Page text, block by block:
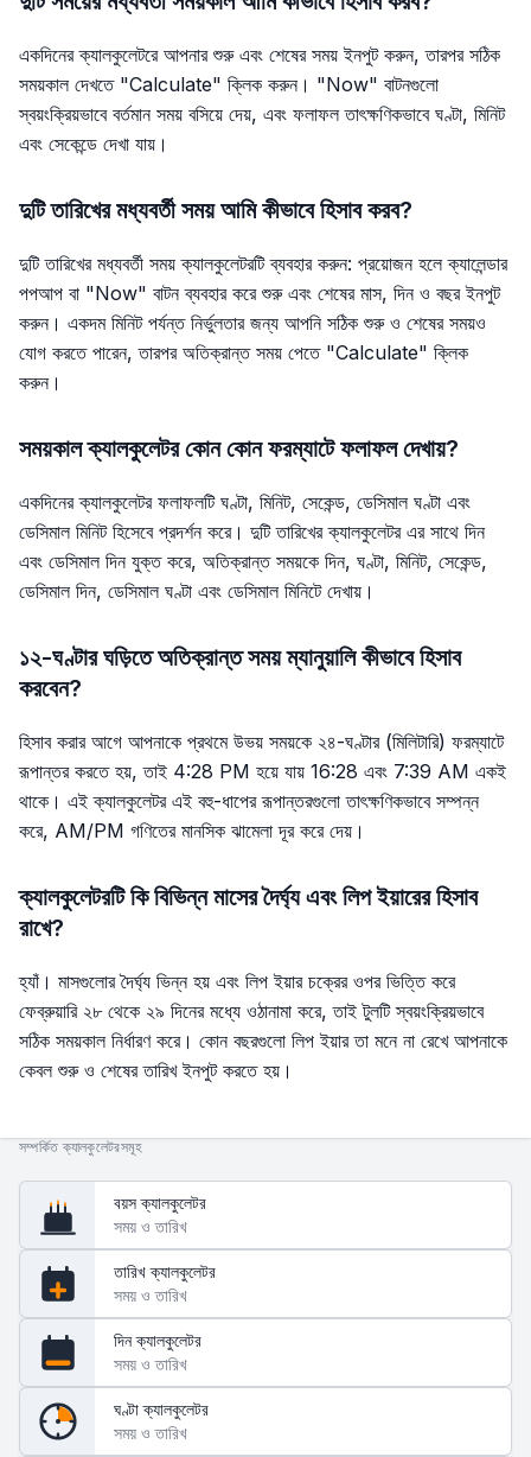
একদিনের ক্যালকুলেটরে আপনার শুরু এবং শেষের সময় ইনপুট করুন, তারপর সঠিক
সময়কাল দেখতে "Calculate" ক্লিক করুন। "Now" বাটনগুলো
স্বয়ংক্রিয়ভাবে বর্তমান সময় বসিয়ে দেয়, এবং ফলাফল তাৎক্ষণিকভাবে ঘণ্টা, মিনিট
এবং সেকেন্ডে দেখা যায়।
দুটি তারিখের মধ্যবর্তী সময় আমি কীভাবে হিসাব করব?
দুটি তারিখের মধ্যবর্তী সময় ক্যালকুলেটরটি ব্যবহার করুন: প্রয়োজন হলে ক্যালেন্ডার
পপআপ বা "Now" বাটন ব্যবহার করে শুরু এবং শেষের মাস, দিন ও বছর ইনপুট
করুন। একদম মিনিট পর্যন্ত নির্ভুলতার জন্য আপনি সঠিক শুরু ও শেষের সময়ও
যোগ করতে পারেন, তারপর অতিক্রান্ত সময় পেতে "Calculate" ক্লিক
করুন।
সময়কাল ক্যালকুলেটর কোন কোন ফরম্যাটে ফলাফল দেখায়?
একদিনের ক্যালকুলেটর ফলাফলটি ঘণ্টা, মিনিট, সেকেন্ড, ডেসিমাল ঘণ্টা এবং
ডেসিমাল মিনিট হিসেবে প্রদর্শন করে। দুটি তারিখের ক্যালকুলেটর এর সাথে দিন
এবং ডেসিমাল দিন যুক্ত করে, অতিক্রান্ত সময়কে দিন, ঘণ্টা, মিনিট, সেকেন্ড,
ডেসিমাল দিন, ডেসিমাল ঘণ্টা এবং ডেসিমাল মিনিটে দেখায়।
১২-ঘণ্টার ঘড়িতে অতিক্রান্ত সময় ম্যানুয়ালি কীভাবে হিসাব
করবেন?
হিসাব করার আগে আপনাকে প্রথমে উভয় সময়কে ২৪-ঘণ্টার (মিলিটারি) ফরম্যাটে
রূপান্তর করতে হয়, তাই 4:28 PM হয়ে যায় 16:28 এবং 7:39 AM একই
থাকে। এই ক্যালকুলেটর এই বহু-ধাপের রূপান্তরগুলো তাৎক্ষণিকভাবে সম্পন্ন
করে, AM/PM গণিতের মানসিক ঝামেলা দূর করে দেয়।
ক্যালকুলেটরটি কি বিভিন্ন মাসের দৈর্ঘ্য এবং লিপ ইয়ারের হিসাব
রাখে?
হ্যাঁ। মাসগুলোর দৈর্ঘ্য ভিন্ন হয় এবং লিপ ইয়ার চক্রের ওপর ভিত্তি করে
ফেব্রুয়ারি ২৮ থেকে ২৯ দিনের মধ্যে ওঠানামা করে, তাই টুলটি স্বয়ংক্রিয়ভাবে
সঠিক সময়কাল নির্ধারণ করে। কোন বছরগুলো লিপ ইয়ার তা মনে না রেখে আপনাকে
কেবল শুরু ও শেষের তারিখ ইনপুট করতে হয়।
সম্পর্কিত ক্যালকুলেটরসমূহ
বয়স ক্যালকুলেটর
সময় ও তারিখ
তারিখ ক্যালকুলেটর
সময় ও তারিখ
দিন ক্যালকুলেটর
সময় ও তারিখ
ঘণ্টা ক্যালকুলেটর
সময় ও তারিখ